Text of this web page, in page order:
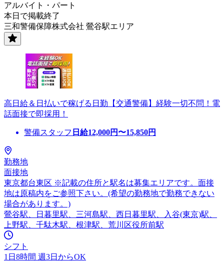
アルバイト・パート
本日で掲載終了
三和警備保障株式会社 鶯谷駅エリア
高日給＆日払いで稼げる日勤【交通警備】経験一切不問！電
話面接で即採用！
警備スタッフ 日給12,000円〜15,850円
勤務地
面接地
東京都台東区 ※記載の住所と駅名は募集エリアです。面接
地は原稿内をご参照下さい。(希望の勤務地で勤務できない
場合があります。)
鶯谷駅、日暮里駅、三河島駅、西日暮里駅、入谷(東京)駅、
上野駅、千駄木駅、根津駅、荒川区役所前駅
シフト
1日8時間 週3日からOK